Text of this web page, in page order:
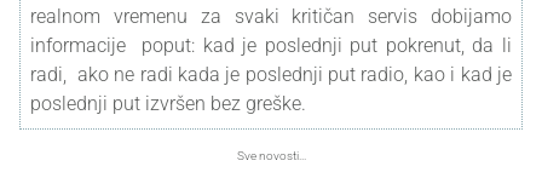
realnom vremenu za svaki kritičan servis dobijamo
informacije poput: kad je poslednji put pokrenut, da li
radi, ako ne radi kada je poslednji put radio, kao i kad je
poslednji put izvršen bez greške.
Sve novosti...